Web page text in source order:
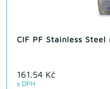
CIF PF Stainless Steel
161.54 Kč
s DPH